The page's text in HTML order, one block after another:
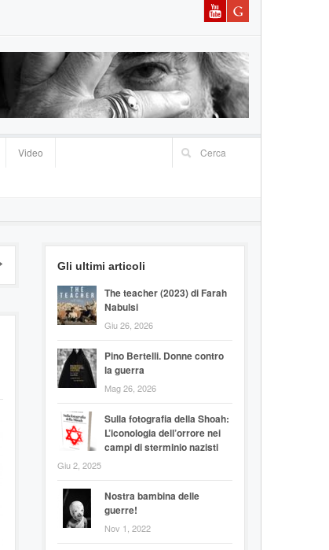
Video
Gli ultimi articoli
The teacher (2023) di Farah
Nabulsi
Giu 26, 2026
Pino Bertelli. Donne contro
la guerra
Mag 26, 2026
Sulla fotografia della Shoah:
L’iconologia dell’orrore nei
campi di sterminio nazisti
Giu 2, 2025
Nostra bambina delle
guerre!
Nov 1, 2022